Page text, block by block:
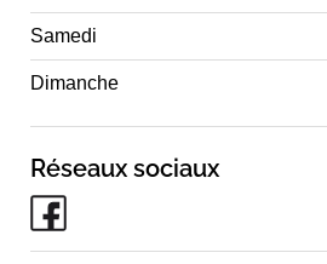
Samedi
Dimanche
Réseaux sociaux